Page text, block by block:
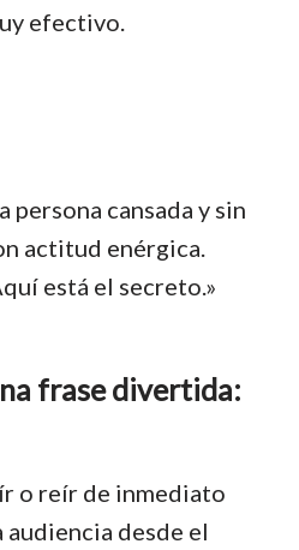
efectivo.
persona cansada y sin
actitud enérgica.
está el secreto.»
frase divertida:
o reír de inmediato
audiencia desde el